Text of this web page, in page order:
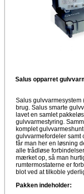
Salus opparret
Salus gulvvarmesystem
brug. Salus smarte
lavet en samlet
gulvvarmestyring.
komplet
gulvvarmefordeler samt
får man her en løsning
alle trådløse
mærket op, så man
rumtermostaterne er
blot ved at tilkoble
Pakken indeholder: